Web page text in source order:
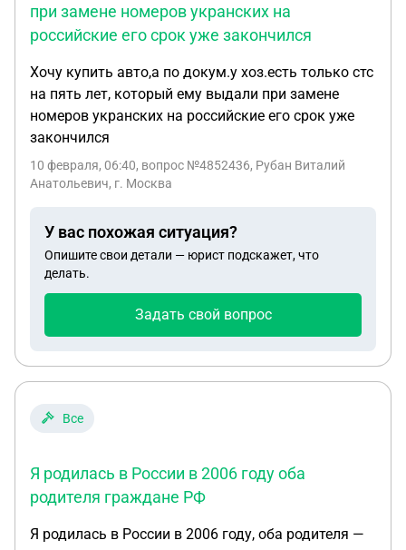
постоянной регистрации о постановке на ВУ в
другом городе? 4. Может ли работодатель вместо
постановке на ВУ? 5. Может ли работодатель
требовать от меня, о том, что информирование
военкомата по месту постоянной регистрации, о
постановке меня на ВУ в другом городе является
обязательным? 6. Какой размер штрафа
предусмотрен для работодателя, если я не
регистрации о постановке на ВУ в другом городе
РФ по временной регистрации? Спасибо.
при замене номеров укранских на
российские его срок уже закончился
Хочу купить авто,а по докум.у хоз.есть только стс
на пять лет, который ему выдали при замене
номеров укранских на российские его срок уже
закончился
10 февраля, 06:40, вопрос №4852436, Рубан Виталий
Анатольевич, г. Москва
У вас похожая ситуация?
Опишите свои детали — юрист подскажет, что
делать.
Задать свой вопрос
Все
Я родилась в России в 2006 году оба
родителя граждане РФ
Я родилась в России в 2006 году, оба родителя —